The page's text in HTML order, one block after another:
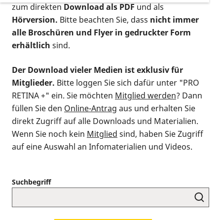
zum direktenDownload als PDFund als
Hörversion. Bitte beachten Sie, dass nicht immer
alle Broschüren und Flyer in gedruckter Form
erhältlich sind.
Der Download vieler Medien ist exklusiv für
Mitglieder. Bitte loggen Sie sich dafür unter "PRO
RETINA +" ein. Sie möchten Mitglied werden? Dann
füllen Sie den Online-Antrag aus und erhalten Sie
direkt Zugriff auf alle Downloads und Materialien.
Wenn Sie noch kein Mitglied sind, haben Sie Zugriff
auf eine Auswahl an Infomaterialien und Videos.
Suchbegriff